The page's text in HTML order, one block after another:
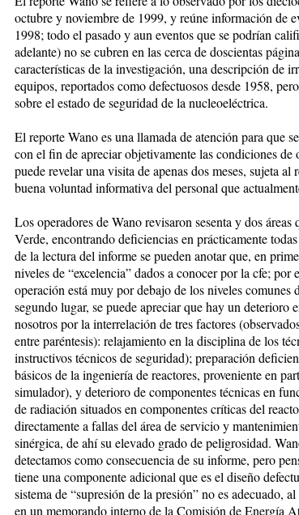
octubre y noviembre de 1999, y reúne información de
1998; todo el pasado y aun eventos que se podrían
adelante) no se cubren en las cerca de doscientas
características de la investigación, una descripción de
equipos, reportados como defectuosos desde 1958,
sobre el estado de seguridad de la nucleoeléctrica.
El reporte Wano es una llamada de atención para que
con el fin de apreciar objetivamente las condiciones
puede revelar una visita de apenas dos meses, sujeta
buena voluntad informativa del personal que
Los operadores de Wano revisaron sesenta y dos
Verde, encontrando deficiencias en prácticamente
de la lectura del informe se pueden anotar que, en
niveles de “excelencia” dados a conocer por la cfe;
operación está muy por debajo de los niveles
segundo lugar, se puede apreciar que hay un deterioro
nosotros por la interrelación de tres factores
entre paréntesis): relajamiento en la disciplina de los
instructivos técnicos de seguridad); preparación
básicos de la ingeniería de reactores, proveniente en
simulador), y deterioro de componentes técnicas en
de radiación situados en componentes críticas del
directamente a fallas del área de servicio y
sinérgica, de ahí su elevado grado de peligrosidad.
detectamos como consecuencia de su informe, pero
tiene una componente adicional que es el diseño
sistema de “supresión de la presión” no es adecuado,
en un memorando interno de la Comisión de Energía